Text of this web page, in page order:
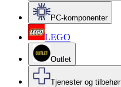
PC-komponenter
LEGO
Outlet
Tjenester og tilbehør